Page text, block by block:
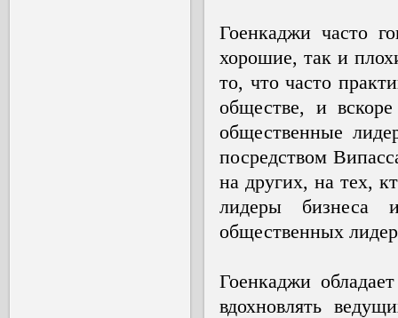
Гоенкаджи часто
хорошие, так и
то, что часто
обществе, и
общественные
посредством
на других, на тех,
лидеры бизнеса
общественных
Гоенкаджи
вдохновлять